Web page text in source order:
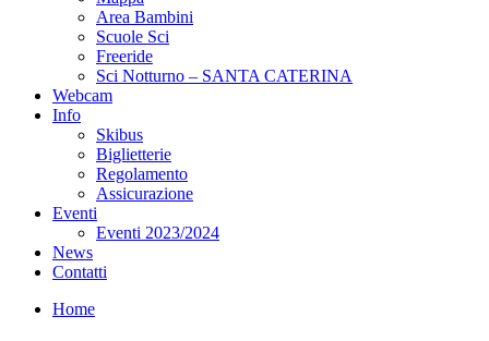
Area Bambini
Scuole Sci
Freeride
Sci Notturno – SANTA CATERINA
Webcam
Info
Skibus
Biglietterie
Regolamento
Assicurazione
Eventi
Eventi 2023/2024
News
Contatti
Home